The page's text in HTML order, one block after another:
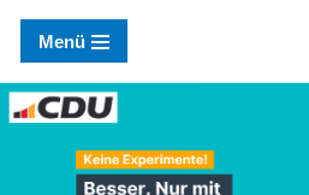
Zum
Inhalt
springen
Menü